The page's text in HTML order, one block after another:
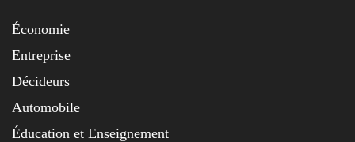
Économie
Entreprise
Décideurs
Automobile
Éducation et Enseignement